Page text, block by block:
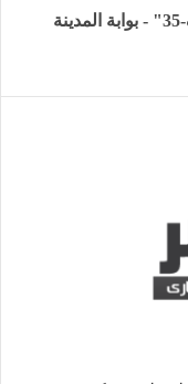
تحطم مقاتلة أميركية من طراز "إف-35" - بوابة المدينة